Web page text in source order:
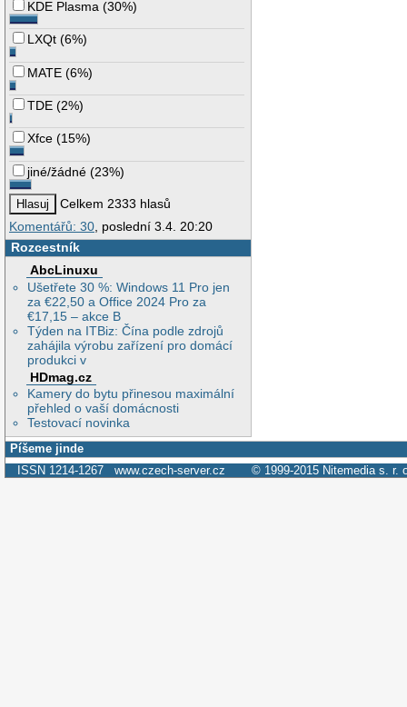
KDE Plasma (30%)
LXQt (6%)
MATE (6%)
TDE (2%)
Xfce (15%)
jiné/žádné (23%)
Celkem 2333 hlasů
Komentářů: 30, poslední 3.4. 20:20
Rozcestník
AbcLinuxu
Ušetřete 30 %: Windows 11 Pro jen
za €22,50 a Office 2024 Pro za
€17,15 – akce B
Týden na ITBiz: Čína podle zdrojů
zahájila výrobu zařízení pro domácí
produkci v
HDmag.cz
Kamery do bytu přinesou maximální
přehled o vaší domácnosti
Testovací novinka
Píšeme jinde
ISSN 1214-1267 www.czech-server.cz © 1999-2015 Nitemedia s. r.